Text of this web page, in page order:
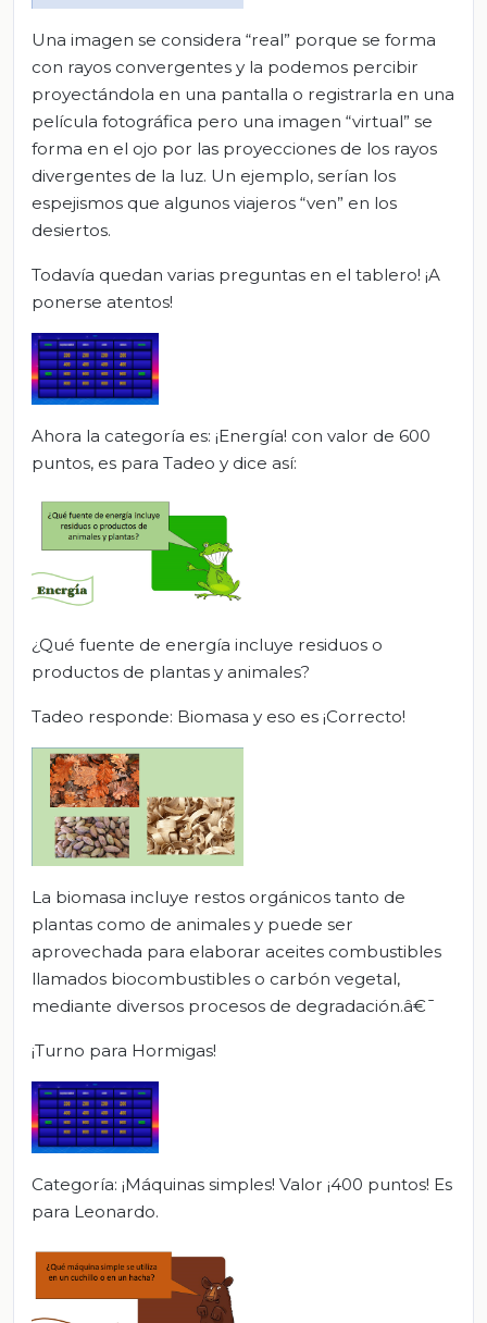
Una imagen se considera “real” porque se forma
con rayos convergentes y la podemos percibir
proyectándola en una pantalla o registrarla en una
película fotográfica pero una imagen “virtual” se
forma en el ojo por las proyecciones de los rayos
divergentes de la luz. Un ejemplo, serían los
espejismos que algunos viajeros “ven” en los
desiertos.
Todavía quedan varias preguntas en el tablero! ¡A
ponerse atentos!
Ahora la categoría es: ¡Energía! con valor de 600
puntos, es para Tadeo y dice así:
¿Qué fuente de energía incluye residuos o
productos de plantas y animales?
Tadeo responde: Biomasa y eso es ¡Correcto!
La biomasa incluye restos orgánicos tanto de
plantas como de animales y puede ser
aprovechada para elaborar aceites combustibles
llamados biocombustibles o carbón vegetal,
mediante diversos procesos de degradación.â€¯
¡Turno para Hormigas!
Categoría: ¡Máquinas simples! Valor ¡400 puntos! Es
para Leonardo.